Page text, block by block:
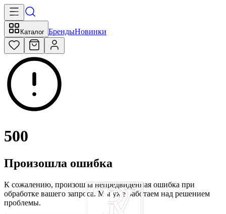
Каталог БрендыНовинки
500
Произошла ошибка
К сожалению, произошла непредвиденная ошибка при
обработке вашего запроса. Мы уже работаем над решением
проблемы.